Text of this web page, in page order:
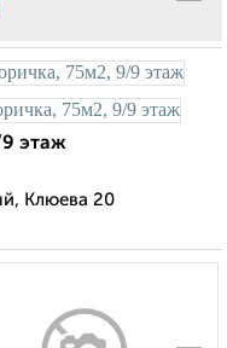
этаж
Клюева 20